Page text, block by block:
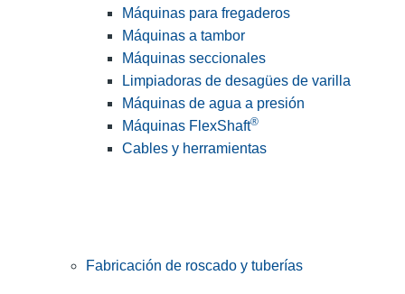
Máquinas para fregaderos
Máquinas a tambor
Máquinas seccionales
Limpiadoras de desagües de varilla
Máquinas de agua a presión
Máquinas FlexShaft®
Cables y herramientas
Fabricación de roscado y tuberías